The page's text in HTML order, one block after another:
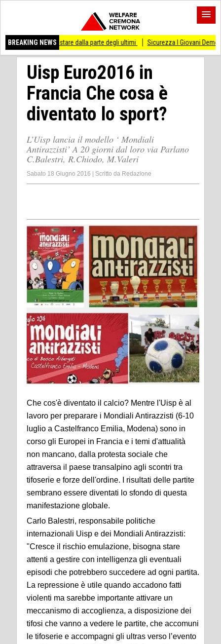
BREAKING NEWS
di stare dalla parte degli ultimi Sicurezza I Giovani Democratici
Uisp Euro2016 in
Francia Che cosa è
diventato lo sport?
L’Uisp lancia il modello ‘ Mondiali
Antirazzisti’ A 20 giorni dal loro via Parlano
C.Balestri, R.Chiodo, M.Valeri
Sabato 18 Giugno 2016 Scritto da Redazione
Che cos'è diventato il calcio? Mentre l'Uisp è al
lavoro per preparare i Mondiali Antirazzisti (6-10
luglio a Castelfranco Emilia, Modena) sono in
corso gli Europei in Francia e i temi d'attualità
non mancano, dalla protesta sociale che
attraversa il paese transalpino agli scontri tra
tifoserie e forze dell'ordine. I risultati delle partite
sembrano essere diventati lo sfondo di questa
manifestazione globale.
Carlo Balestri, responsabile politiche
internazionali Uisp e dei Mondiali Antirazzisti:
"Cresce il rischio emulazione, bisogna stare
attenti a gestire con intelligenza gli eventuali
episodi che potrebbero succedere ad ogni partita.
La repressione è utile quando accadono fatti
violenti ma sarebbe importante attivare un
meccanismo di accoglienza, a disposizione dei
tifosi che vanno a vedere le partite, che accomuni
le tifoserie e accompagni gli ultras verso l’evento